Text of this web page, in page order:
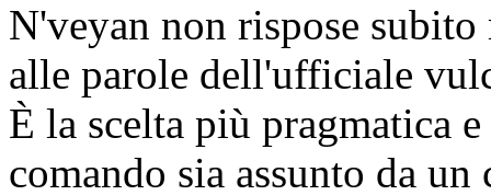
N'veyan non rispose subito
alle parole dell'ufficiale
È la scelta più pragmatica
comando sia assunto da un